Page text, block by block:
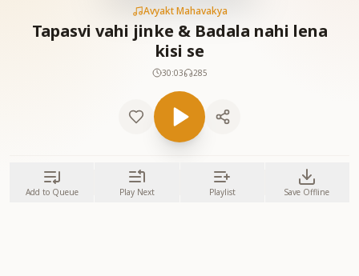
Avyakt Mahavakya
Tapasvi vahi jinke & Badala nahi lena
kisi se
30:03 285
Add to Queue Play Next Playlist Save Offline